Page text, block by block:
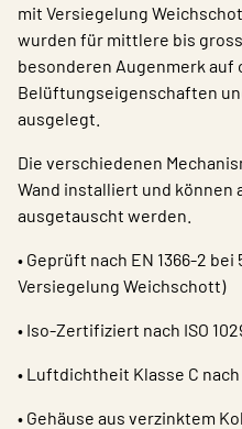
mit Versiegelung
wurden für mittlere bis
besonderen Augenmerk auf
Belüftungseigenschaften
ausgelegt.
Die verschiedenen
Wand installiert und können
ausgetauscht werden.
• Geprüft nach EN 1366-2 bei
Versiegelung Weichschott)
• Iso-Zertifiziert nach ISO
• Luftdichtheit Klasse C nach
• Gehäuse aus verzinktem